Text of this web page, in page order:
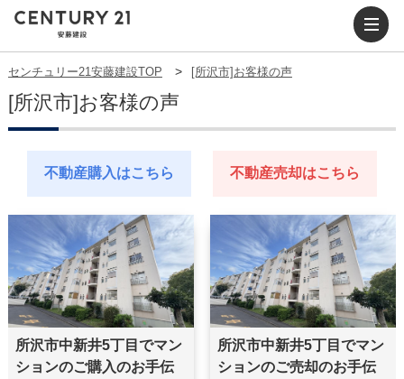
センチュリー21安藤建設TOP [所沢市]お客様の声
[所沢市]お客様の声
不動産購入はこちら 不動産売却はこちら
所沢市中新井5丁目でマン
ションのご購入のお手伝
所沢市中新井5丁目でマン
ションのご売却のお手伝